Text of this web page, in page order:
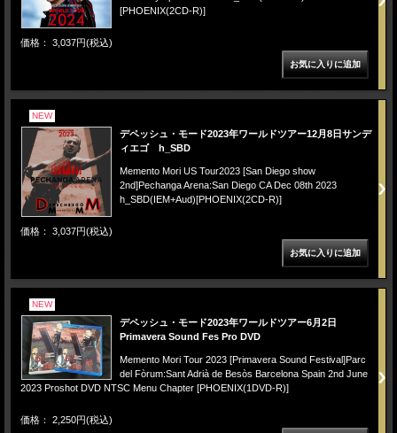
[PHOENIX(2CD-R)]
価格： 3,037円(税込)
NEW
デペッシュ・モード2023年ワールドツアー12月8日サンデ
ィエゴ h_SBD
Memento Mori US Tour2023 [San Diego show
2nd]Pechanga Arena:San Diego CA Dec 08th 2023
h_SBD(IEM+Aud)[PHOENIX(2CD-R)]
価格： 3,037円(税込)
NEW
デペッシュ・モード2023年ワールドツアー6月2日
Primavera Sound Fes Pro DVD
Memento Mori Tour 2023 [Primavera Sound Festival]Parc
del Fòrum:Sant Adrià de Besòs Barcelona Spain 2nd June
2023 Proshot DVD NTSC Menu Chapter [PHOENIX(1DVD-R)]
価格： 2,250円(税込)